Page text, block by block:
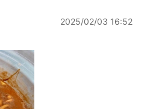
2025/02/03 16:52